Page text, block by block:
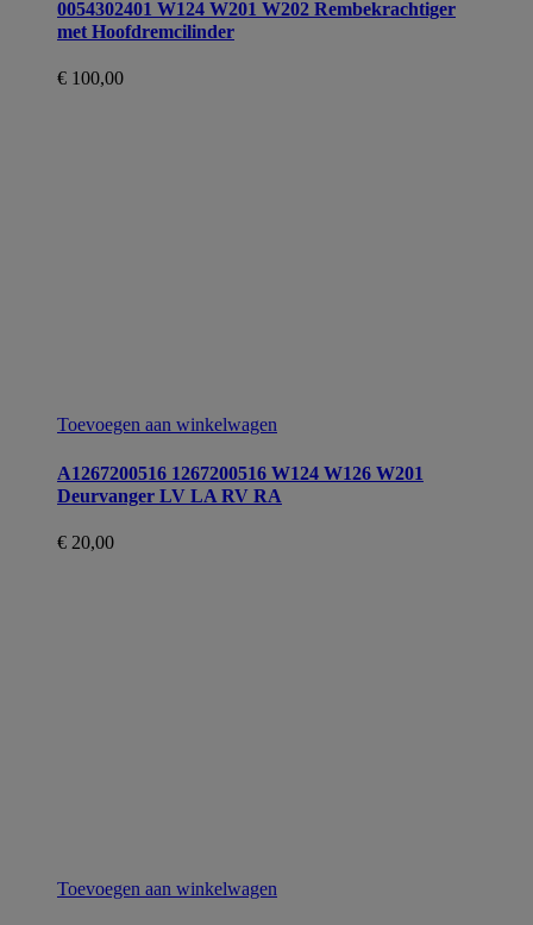
0054302401 W124 W201 W202 Rembekrachtiger
met Hoofdremcilinder
€ 100,00
Toevoegen aan winkelwagen
A1267200516 1267200516 W124 W126 W201
Deurvanger LV LA RV RA
€ 20,00
Toevoegen aan winkelwagen